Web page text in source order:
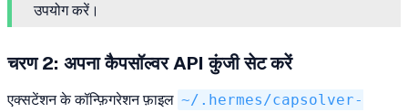
उपयोग करें।
चरण 2: अपना कैपसॉल्वर API कुंजी सेट करें
एक्सटेंशन के कॉन्फ़िगरेशन फ़ाइल ~/.hermes/capsolver-